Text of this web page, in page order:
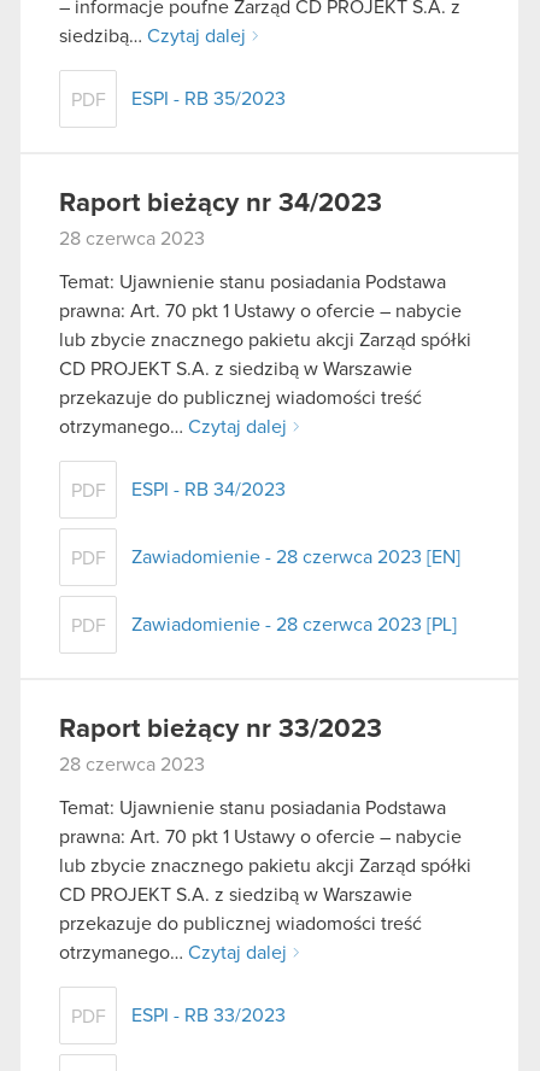
– informacje poufne Zarząd CD PROJEKT S.A. z
siedzibą… Czytaj dalej
PDF ESPI - RB 35/2023
Raport bieżący nr 34/2023
28 czerwca 2023
Temat: Ujawnienie stanu posiadania Podstawa
prawna: Art. 70 pkt 1 Ustawy o ofercie – nabycie
lub zbycie znacznego pakietu akcji Zarząd spółki
CD PROJEKT S.A. z siedzibą w Warszawie
przekazuje do publicznej wiadomości treść
otrzymanego… Czytaj dalej
PDF ESPI - RB 34/2023
PDF Zawiadomienie - 28 czerwca 2023 [EN]
PDF Zawiadomienie - 28 czerwca 2023 [PL]
Raport bieżący nr 33/2023
28 czerwca 2023
Temat: Ujawnienie stanu posiadania Podstawa
prawna: Art. 70 pkt 1 Ustawy o ofercie – nabycie
lub zbycie znacznego pakietu akcji Zarząd spółki
CD PROJEKT S.A. z siedzibą w Warszawie
przekazuje do publicznej wiadomości treść
otrzymanego… Czytaj dalej
PDF ESPI - RB 33/2023